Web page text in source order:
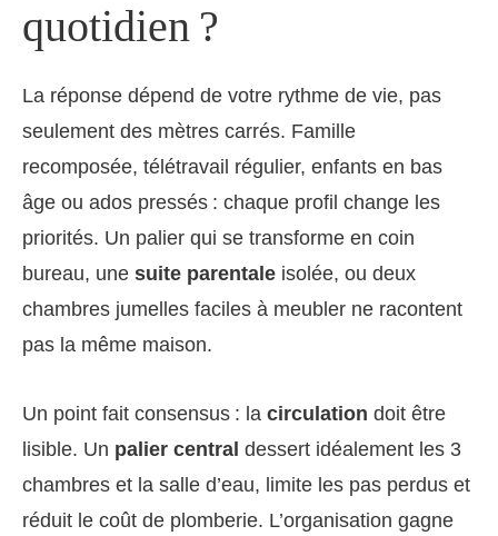
quotidien ?
La réponse dépend de votre rythme de vie, pas
seulement des mètres carrés. Famille
recomposée, télétravail régulier, enfants en bas
âge ou ados pressés : chaque profil change les
priorités. Un palier qui se transforme en coin
bureau, une suite parentale isolée, ou deux
chambres jumelles faciles à meubler ne racontent
pas la même maison.
Un point fait consensus : la circulation doit être
lisible. Un palier central dessert idéalement les 3
chambres et la salle d’eau, limite les pas perdus et
réduit le coût de plomberie. L’organisation gagne